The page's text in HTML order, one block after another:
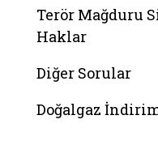
Terör Mağduru
Haklar
Diğer Sorular
Doğalgaz